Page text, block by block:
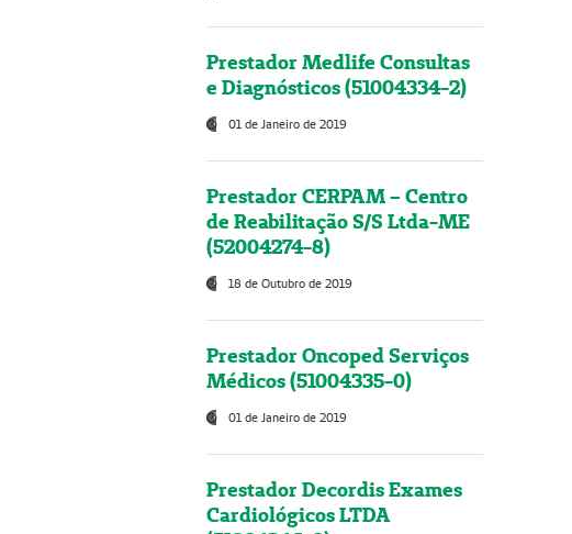
Prestador Medlife Consultas
e Diagnósticos (51004334-2)
01 de Janeiro de 2019
Prestador CERPAM – Centro
de Reabilitação S/S Ltda-ME
(52004274-8)
18 de Outubro de 2019
Prestador Oncoped Serviços
Médicos (51004335-0)
01 de Janeiro de 2019
Prestador Decordis Exames
Cardiológicos LTDA